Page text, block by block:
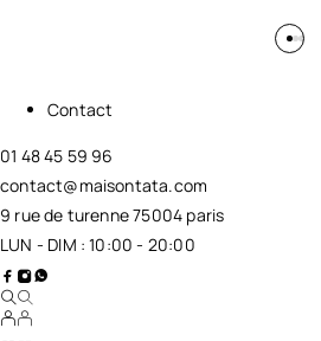
Contact
01 48 45 59 96
contact@maisontata.com
9 rue de turenne 75004 paris
LUN - DIM : 10:00 - 20:00